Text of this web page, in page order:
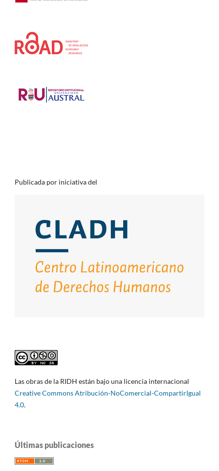
Publicada por iniciativa del
Las obras de la RIDH están bajo una licencia internacional
Creative Commons Atribución-NoComercial-CompartirIgual
4.0.
Últimas publicaciones